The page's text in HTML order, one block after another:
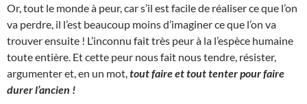
Or, tout le monde à peur, car s’il est facile de réaliser ce que l’on
va perdre, il l’est beaucoup moins d’imaginer ce que l’on va
trouver ensuite ! L’inconnu fait très peur à la l’espèce humaine
toute entière. Et cette peur nous fait nous tendre, résister,
argumenter et, en un mot, tout faire et tout tenter pour faire
durer l’ancien !